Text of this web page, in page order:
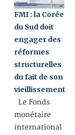
FMI : la Corée
du Sud doit
engager des
réformes
structurelles
du fait de son
vieillissement
Le Fonds
monétaire
international